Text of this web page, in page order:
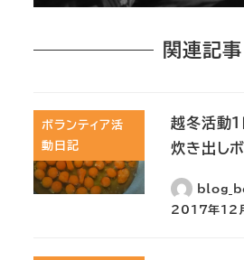
関連記事
ボランティア活
動日記
越冬活
炊き出し
2017年12